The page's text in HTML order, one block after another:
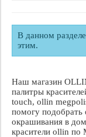
В данном
этим.
Наш магазин
палитры
touch, ollin
помогу подобрать
окрашивания в
красители ollin по